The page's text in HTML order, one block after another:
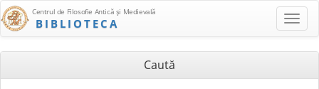
Centrul de Filosofie Antică şi Medievală
BIBLIOTECA
Caută